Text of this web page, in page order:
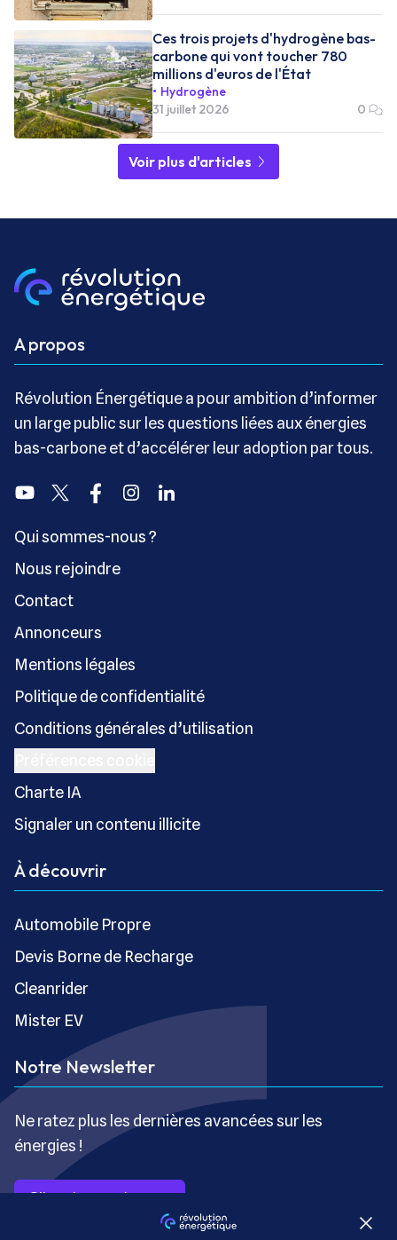
Ces trois projets d'hydrogène bas-
carbone qui vont toucher 780
millions d'euros de l'État
Hydrogène
31 juillet 2026
0
Voir plus d'articles
A propos
Révolution Énergétique a pour ambition d’informer
un large public sur les questions liées aux énergies
bas-carbone et d’accélérer leur adoption par tous.
YoutubeTwitter FacebookInstagramLinkedin
Qui sommes-nous ?
Nous rejoindre
Contact
Annonceurs
Mentions légales
Politique de confidentialité
Conditions générales d’utilisation
Charte IA
Signaler un contenu illicite
À découvrir
Automobile Propre
Devis Borne de Recharge
Cleanrider
Mister EV
Notre Newsletter
Ne ratez plus les dernières avancées sur les
énergies !
S’inscrire gratuitement